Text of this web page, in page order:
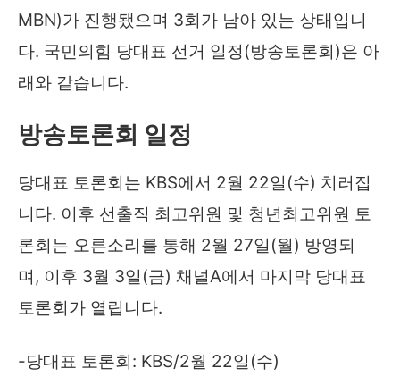
MBN)가 진행됐으며 3회가 남아 있는 상태입니
다. 국민의힘 당대표 선거 일정(방송토론회)은 아
래와 같습니다.
방송토론회 일정
당대표 토론회는 KBS에서 2월 22일(수) 치러집
니다. 이후 선출직 최고위원 및 청년최고위원 토
론회는 오른소리를 통해 2월 27일(월) 방영되
며, 이후 3월 3일(금) 채널A에서 마지막 당대표
토론회가 열립니다.
-당대표 토론회: KBS/2월 22일(수)